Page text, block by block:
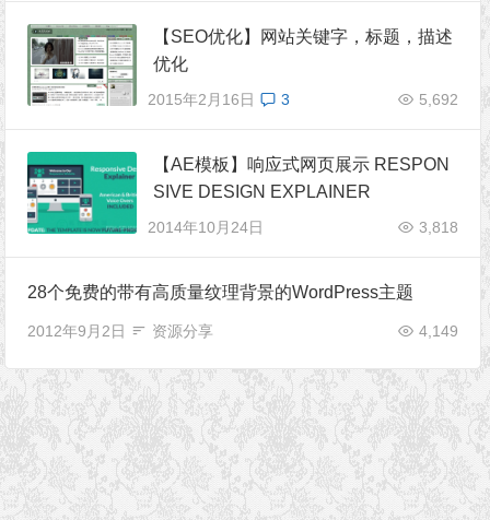
【SEO优化】网站关键字，标题，描述
优化
2015年2月16日 5,692
3
【AE模板】响应式网页展示 RESPON
SIVE DESIGN EXPLAINER
2014年10月24日 3,818
28个免费的带有高质量纹理背景的WordPress主题
2012年9月2日 资源分享 4,149